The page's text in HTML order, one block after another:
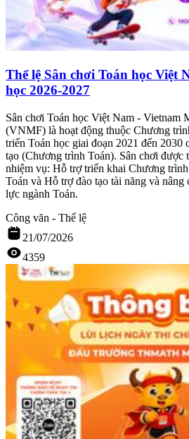
Thể lệ Sân chơi Toán học Việt
học 2026-2027
Sân chơi Toán học Việt Nam - Vietnam
(VNMF) là hoạt động thuộc Chương
triển Toán học giai đoạn 2021 đến
tạo (Chương trình Toán). Sân chơi được
nhiệm vụ: Hỗ trợ triển khai Chương
Toán và Hỗ trợ đào tạo tài năng và nâng
lực ngành Toán.
Công văn - Thể lệ
21/07/2026
4359